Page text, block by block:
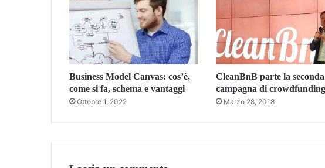
Business Model Canvas: cos’è,
come si fa, schema e vantaggi
Ottobre 1, 2022
CleanBnB parte la seconda
campagna di crowdfunding
Marzo 28, 2018